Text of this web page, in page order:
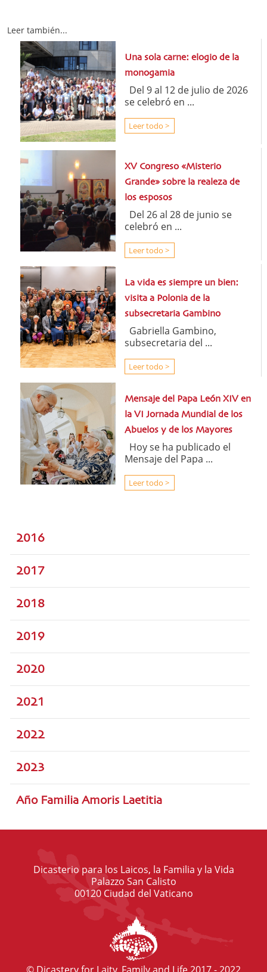
Leer también...
Una sola carne: elogio de la
monogamia
Del 9 al 12 de julio de 2026
se celebró en ...
Leer todo >
XV Congreso «Misterio
Grande» sobre la realeza de
los esposos
Del 26 al 28 de junio se
celebró en ...
Leer todo >
La vida es siempre un bien:
visita a Polonia de la
subsecretaria Gambino
Gabriella Gambino,
subsecretaria del ...
Leer todo >
Mensaje del Papa León XIV en
la VI Jornada Mundial de los
Abuelos y de los Mayores
Hoy se ha publicado el
Mensaje del Papa ...
Leer todo >
2016
2017
2018
2019
2020
2021
2022
2023
Año Familia Amoris Laetitia
Dicasterio para los Laicos, la Familia y la Vida
Palazzo San Calisto
00120 Ciudad del Vaticano
© Dicastery for Laity, Family and Life 2017 - 2022